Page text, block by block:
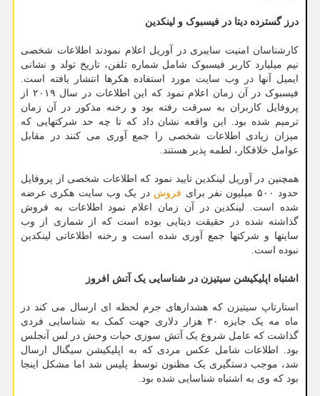
درز گسترده دیتا در فیسبوک و لینکدین
کارشناسان امنیت سایبری در آوریل اعلام نمودند اطلاعات شخصی
نیم میلیارد کاربر فیسبوک شامل شماره تلفن، تاریخ تولد و نشانی
ایمیل آنها در وب سایت مورد استفاده هکرها انتشار یافته است.
فیسبوک در آن زمان اعلام نمود که این اطلاعات در سال ۲۰۱۹ از
پروفایل کاربران به سرقت رفته بود و رخنه مذکور در آن زمان
ترمیم شده بود. این واقعه نشان داد که تا چه حد شرکتهایی که
میزان زیادی اطلاعات شخصی را جمع آوری می کنند در مقابل
عوامل خلافکار، لطمه پذیر هستند.
همچنین در آوریل لینکدین تایید نمود که اطلاعات شخصی از پروفایل
حدود ۵۰۰ میلیون نفر برای
فروش در یک وب سایت هکری عرضه
شده است. لینکدین در آن زمان اعلام نمود اطلاعات به فروش
گذاشته شده در حقیقت دیتایی بوده است که از شماری از وب
سایتها و شرکتها جمع آوری شده است و رخنه اطلاعاتی لینکدین
نبوده است.
اشتباه اپلیکیشن سیتیزن در شناسایی یک آتش افروز
استارتاپ سیتیزن که هشدارهای جرم لحظه ای ارسال می کند در
ماه مه یک جایزه ۳۰ هزار دلاری جهت کمک به شناسایی فردی
گذاشت که عامل شروع یک آتش سوزی حیات وحش در لس آنجلس
بود. اطلاعات شامل عکس مردی که به اپلیکیشن سیگنال ارسال
شد، موجب دستگیری یک مظنون توسط پلیس شد اما مشکل اینجا
بود که وی به اشتباه شناسایی شده بود.